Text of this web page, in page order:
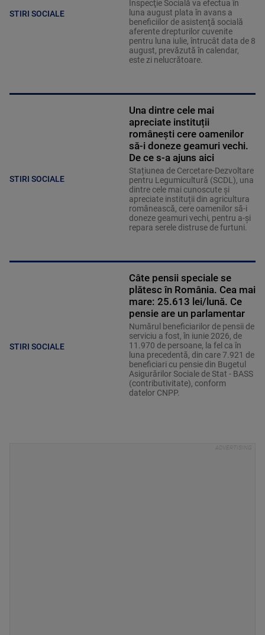
STIRI SOCIALE
Inspecţie Socială va efectua în
luna august plata în avans a
beneficiilor de asistenţă socială
aferente drepturilor cuvenite
pentru luna iulie, întrucât data de 8
august, prevăzută în calendar,
este zi nelucrătoare.
STIRI SOCIALE
Una dintre cele mai
apreciate instituții
românești cere oamenilor
să-i doneze geamuri vechi.
De ce s-a ajuns aici
Stațiunea de Cercetare-Dezvoltare
pentru Legumicultură (SCDL), una
dintre cele mai cunoscute și
apreciate instituții din agricultura
românească, cere oamenilor să-i
doneze geamuri vechi, pentru a-și
repara serele distruse de furtuni.
STIRI SOCIALE
Câte pensii speciale se
plătesc în România. Cea mai
mare: 25.613 lei/lună. Ce
pensie are un parlamentar
Numărul beneficiarilor de pensii de
serviciu a fost, în iunie 2026, de
11.970 de persoane, la fel ca în
luna precedentă, din care 7.921 de
beneficiari cu pensie din Bugetul
Asigurărilor Sociale de Stat - BASS
(contributivitate), conform
datelor CNPP.